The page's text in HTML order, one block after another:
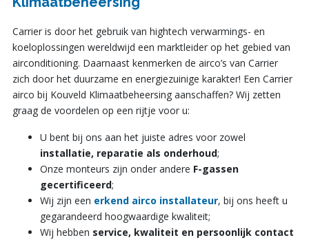
Carrier is door het gebruik van hightech verwarmings- en
koeloplossingen wereldwijd een marktleider op het gebied van
airconditioning. Daarnaast kenmerken de airco’s van Carrier
zich door het duurzame en energiezuinige karakter! Een Carrier
airco bij Kouveld Klimaatbeheersing aanschaffen? Wij zetten
graag de voordelen op een rijtje voor u:
U bent bij ons aan het juiste adres voor zowel
installatie, reparatie als onderhoud;
Onze monteurs zijn onder andere F-gassen
gecertificeerd;
Wij zijn een erkend airco installateur, bij ons heeft u
gegarandeerd hoogwaardige kwaliteit;
Wij hebben service, kwaliteit en persoonlijk contact